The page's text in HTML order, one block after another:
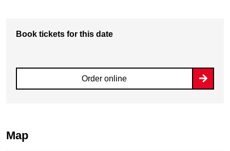
Book tickets for this date
Order online
Map